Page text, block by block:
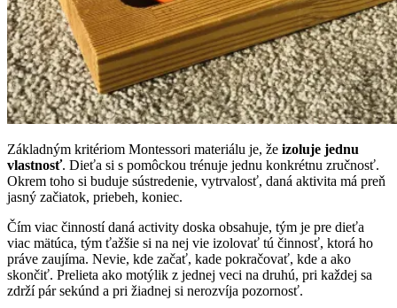
Základným kritériom Montessori materiálu je, že izoluje jednu
vlastnosť. Dieťa si s pomôckou trénuje jednu konkrétnu zručnosť.
Okrem toho si buduje sústredenie, vytrvalosť, daná aktivita má preň
jasný začiatok, priebeh, koniec.
Čím viac činností daná activity doska obsahuje, tým je pre dieťa
viac mätúca, tým ťažšie si na nej vie izolovať tú činnosť, ktorá ho
práve zaujíma. Nevie, kde začať, kade pokračovať, kde a ako
skončiť. Prelieta ako motýlik z jednej veci na druhú, pri každej sa
zdrží pár sekúnd a pri žiadnej si nerozvíja pozornosť.